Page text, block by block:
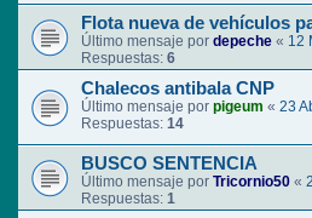
Flota nueva de vehículos
Último mensaje por depeche « 12
Respuestas: 6
Chalecos antibala CNP
Último mensaje por pigeum « 23
Respuestas: 14
BUSCO SENTENCIA
Último mensaje por Tricornio50 «
Respuestas: 1